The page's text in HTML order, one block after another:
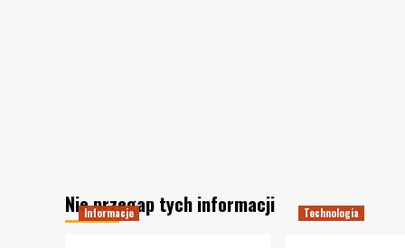
Nie przegap tych informacji
Informacje Technologia